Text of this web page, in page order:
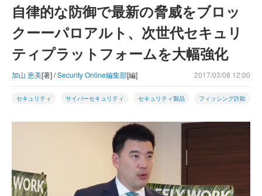
自律的な防御で最新の脅威をブロッ
クーーパロアルト、次世代セキュリ
ティプラットフォームを大幅強化
加山 恵美[著] /Security Online編集部[編] 2017/03/08 12:00
セキュリティ サイバーセキュリティ セキュリティ製品 フィッシング詐欺